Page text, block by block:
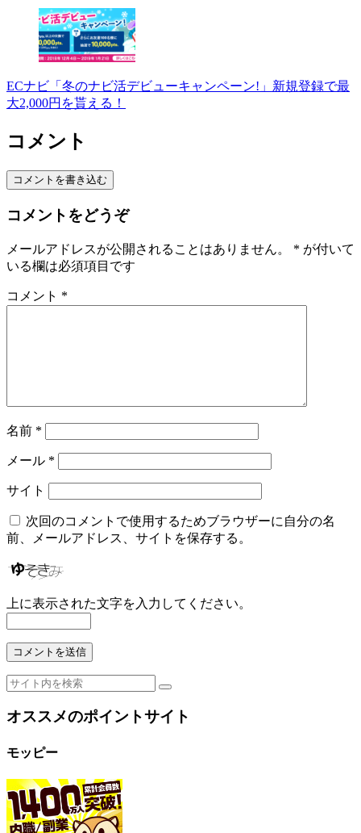
ECナビ「冬のナビ活デビューキャンペーン!」新規登録で最
大2,000円を貰える！
コメント
コメントを書き込む
コメントをどうぞ
メールアドレスが公開されることはありません。 * が付いて
いる欄は必須項目です
コメント *
名前 *
メール *
サイト
次回のコメントで使用するためブラウザーに自分の名
前、メールアドレス、サイトを保存する。
上に表示された文字を入力してください。
オススメのポイントサイト
モッピー